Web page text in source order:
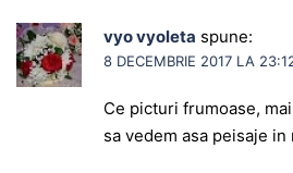
vyo vyoleta spune:
8 DECEMBRIE 2017 LA
Ce picturi frumoase,
sa vedem asa peisaje in